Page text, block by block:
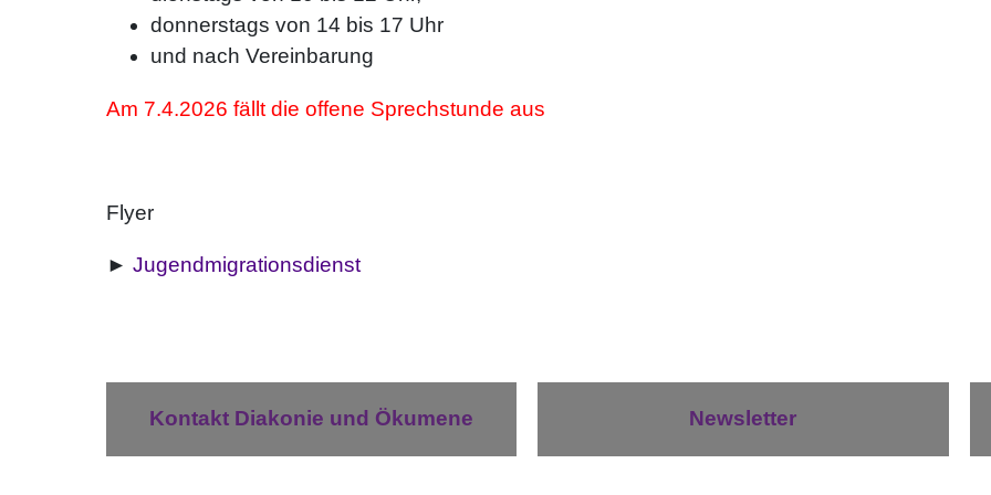
donnerstags von 14 bis 17 Uhr
und nach Vereinbarung
Am 7.4.2026 fällt die offene Sprechstunde aus
Flyer
► Jugendmigrationsdienst
Kontakt Diakonie und Ökumene Newsletter